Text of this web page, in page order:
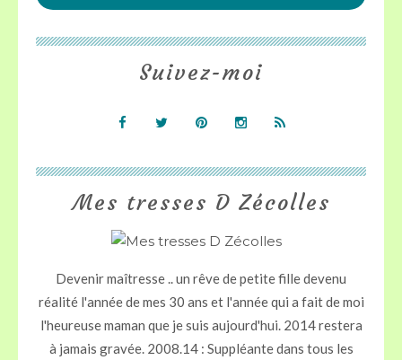
Mes tresses D Zécolles
Devenir maîtresse .. un rêve de petite fille devenu
réalité l'année de mes 30 ans et l'année qui a fait de moi
l'heureuse maman que je suis aujourd'hui. 2014 restera
à jamais gravée. 2008.14 : Suppléante dans tous les
Suivez-moi